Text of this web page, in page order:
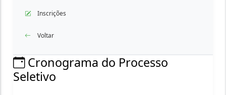
Inscrições
Voltar
Cronograma do Processo
Seletivo